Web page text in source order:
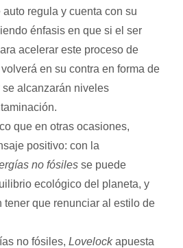
regula y cuenta con su
énfasis en que si el ser
acelerar este proceso de
en su contra en forma de
alcanzarán niveles
que en otras ocasiones,
positivo: con la
no fósiles se puede
ecológico del planeta, y
tener que renunciar al estilo de
no fósiles,Lovelockapuesta